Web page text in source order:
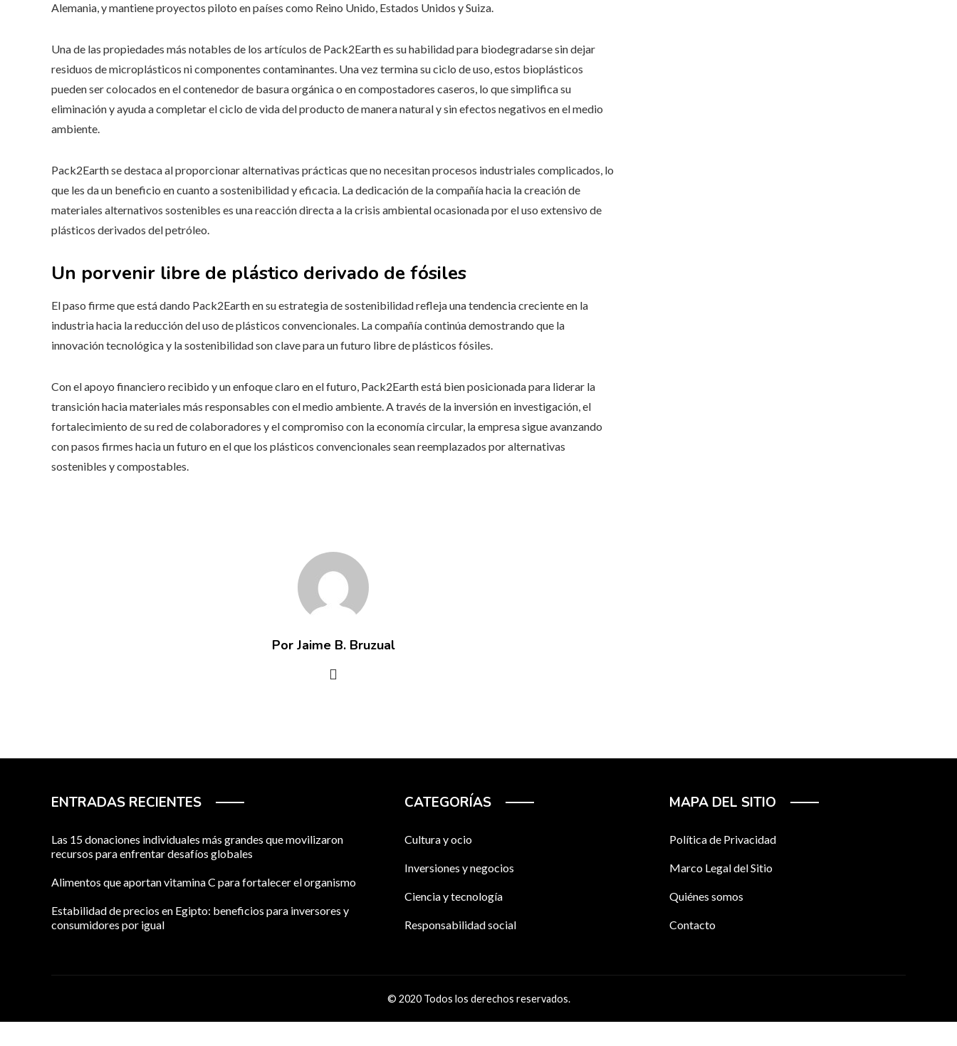
Alemania, y mantiene proyectos piloto en países como Reino Unido, Estados Unidos y Suiza.
Una de las propiedades más notables de los artículos de Pack2Earth es su habilidad para biodegradarse sin dejar
residuos de microplásticos ni componentes contaminantes. Una vez termina su ciclo de uso, estos bioplásticos
pueden ser colocados en el contenedor de basura orgánica o en compostadores caseros, lo que simplifica su
eliminación y ayuda a completar el ciclo de vida del producto de manera natural y sin efectos negativos en el medio
ambiente.
Pack2Earth se destaca al proporcionar alternativas prácticas que no necesitan procesos industriales complicados, lo
que les da un beneficio en cuanto a sostenibilidad y eficacia. La dedicación de la compañía hacia la creación de
materiales alternativos sostenibles es una reacción directa a la crisis ambiental ocasionada por el uso extensivo de
plásticos derivados del petróleo.
Un porvenir libre de plástico derivado de fósiles
El paso firme que está dando Pack2Earth en su estrategia de sostenibilidad refleja una tendencia creciente en la
industria hacia la reducción del uso de plásticos convencionales. La compañía continúa demostrando que la
innovación tecnológica y la sostenibilidad son clave para un futuro libre de plásticos fósiles.
Con el apoyo financiero recibido y un enfoque claro en el futuro, Pack2Earth está bien posicionada para liderar la
transición hacia materiales más responsables con el medio ambiente. A través de la inversión en investigación, el
fortalecimiento de su red de colaboradores y el compromiso con la economía circular, la empresa sigue avanzando
con pasos firmes hacia un futuro en el que los plásticos convencionales sean reemplazados por alternativas
sostenibles y compostables.
Por Jaime B. Bruzual
ENTRADAS RECIENTES
Las 15 donaciones individuales más grandes que movilizaron
recursos para enfrentar desafíos globales
Alimentos que aportan vitamina C para fortalecer el organismo
Estabilidad de precios en Egipto: beneficios para inversores y
consumidores por igual
CATEGORÍAS
Cultura y ocio
Inversiones y negocios
Ciencia y tecnología
Responsabilidad social
MAPA DEL SITIO
Política de Privacidad
Marco Legal del Sitio
Quiénes somos
Contacto
© 2020 Todos los derechos reservados.